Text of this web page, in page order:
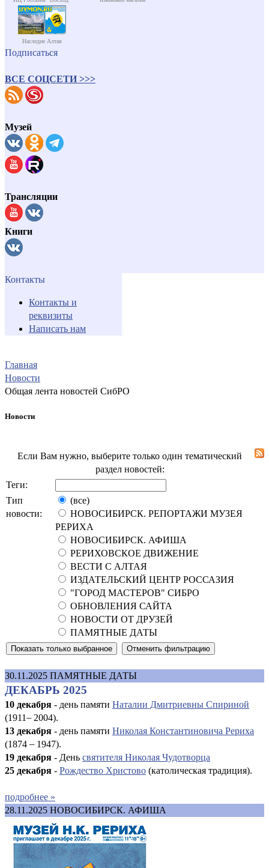
Наследие Алтая
Подписаться
ВСЕ СОЦСЕТИ >>>
Музей
Трансляции
Книги
Контакты
Контакты и
реквизиты
Написать нам
Главная
Новости
Общая лента новостей СибРО
Новости
Если Вам нужно, выберите только один тематический
раздел новостей:
Теги:
Тип
новости:
(все)
НОВОСИБИРСК. РЕПОРТАЖИ МУЗЕЯ
РЕРИХА
НОВОСИБИРСК. АФИША
РЕРИХОВСКОЕ ДВИЖЕНИЕ
ВЕСТИ С АЛТАЯ
ИЗДАТЕЛЬСКИЙ ЦЕНТР РОССАЗИЯ
"ГОРОД МАСТЕРОВ" СИБРО
ОБНОВЛЕНИЯ САЙТА
НОВОСТИ ОТ ДРУЗЕЙ
ПАМЯТНЫЕ ДАТЫ
30.11.2025 ПАМЯТНЫЕ ДАТЫ
ДЕКАБРЬ 2025
10 декабря - день памяти Наталии Дмитриевны Спириной
(1911–2004).
13 декабря - день памяти Николая Константиновича Рериха
(1874 –1947).
19 декабря - День святителя Николая Чудотворца
25 декабря - Рождество Христово (католическая традиция).
подробнее »
28.11.2025 НОВОСИБИРСК. АФИША